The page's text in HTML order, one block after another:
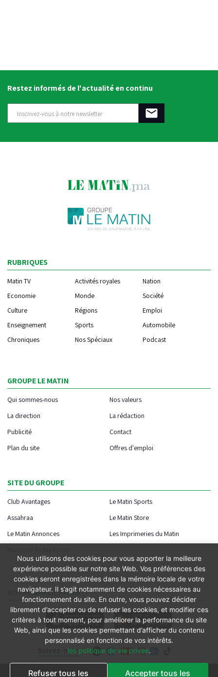
Restez informés de l'actualité en continu
Suivez-nous
RUBRIQUES
Matin TV Activités royales
Nation
Economie
Monde
Société
Culture
Régions
Emploi
Enseignement
Sports
Automobile
Chroniques
Nos Spéciaux Podcast
GROUPE LE MATIN
Qui sommes-nous
Nos valeurs
La direction
La rédaction
Publicité
Contact
Plan du site
Offres d'emploi
SITE DU GROUPE
Club Avantages
Le Matin Sports
Assahraa
Le Matin Store
Le Matin Annonces
Les Imprimeries du Matin
NOTRE APPLICATION
Nous utilisons des cookies pour vous apporter la meilleure
expérience possible sur notre site Web. Vos préférences des
cookies seront enregistrées dans la mémoire locale de votre
navigateur. Il s’agit notamment de cookies nécessaires au
fonctionnement du site. En outre, vous pouvez décider
librement d’accepter ou de refuser les cookies, et modifier ces
critères à tout moment, pour améliorer la performance du site
Web, ainsi que les cookies permettant d’afficher du contenu
personnalisé en fonction de vos intérêts.
les politique de vie privee.
Refuser tous les Accepter tous les